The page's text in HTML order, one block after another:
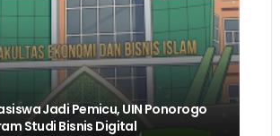
Jadi Pemicu, UIN Ponorogo
Studi Bisnis Digital